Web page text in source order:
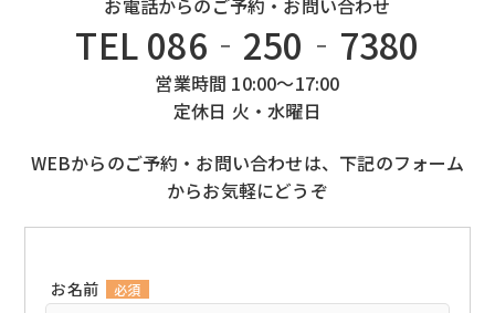
お電話からのご予約・お問い合わせ
TEL 086‐250‐7380
営業時間 10:00～17:00
定休日 火・水曜日
WEBからのご予約・お問い合わせは、下記のフォーム
からお気軽にどうぞ
お名前 必須